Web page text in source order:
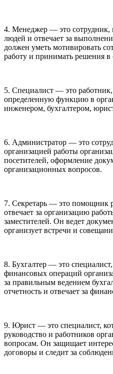
4. Менеджер — это сотрудник,
людей и отвечает за
должен уметь мотивировать
работу и принимать решения
5. Специалист — это
определенную функцию в
инженером, бухгалтером,
6. Администратор — это
организацией работы
посетителей, оформление
организационных вопросов.
7. Секретарь — это помощник
отвечает за организацию
заместителей. Он ведет
организует встречи и
8. Бухгалтер — это
финансовых операций
за правильным ведением
отчетность и отвечает за
9. Юрист — это специалист,
руководство и работников
вопросам. Он защищает
договоры и следит за